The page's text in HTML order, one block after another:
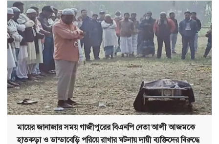
মায়ের জানাজার সময় গাজীপুরের বিএনপি নেতা আলী আজমকে
হাতকড়া ও ডান্ডাবেড়ি পরিয়ে রাখার ঘটনায় দায়ী ব্যক্তিদের বিরুদ্ধে